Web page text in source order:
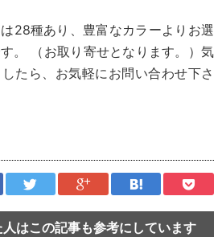
28種あり、豊富なカラーよりお選
。 （お取り寄せとなります。）気
たら、お気軽にお問い合わせ下さ
はこの記事も参考にしています